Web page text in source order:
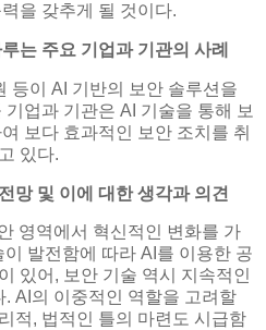
을 갖추게 될 것이다.
는 주요 기업과 기관의 사례
등이 AI 기반의 보안 솔루션을
업과 기관은 AI 기술을 통해 보
보다 효과적인 보안 조치를 취
있다.
망 및 이에 대한 생각과 의견
영역에서 혁신적인 변화를 가
발전함에 따라 AI를 이용한 공
있어, 보안 기술 역시 지속적인
AI의 이중적인 역할을 고려할
적, 법적인 틀의 마련도 시급함